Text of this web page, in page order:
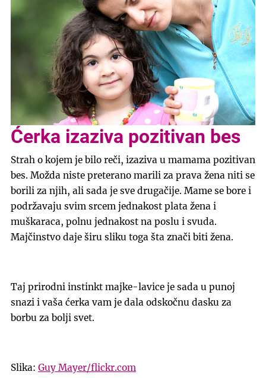
Ćerka izaziva pozitivan bes
Strah o kojem je bilo reči, izaziva u mamama pozitivan
bes. Možda niste preterano marili za prava žena niti se
borili za njih, ali sada je sve drugačije. Mame se bore i
podržavaju svim srcem jednakost plata žena i
muškaraca, polnu jednakost na poslu i svuda.
Majčinstvo daje širu sliku toga šta znači biti žena.
Taj prirodni instinkt majke-lavice je sada u punoj
snazi i vaša ćerka vam je dala odskočnu dasku za
borbu za bolji svet.
Slika: Guy Mayer/flickr.com